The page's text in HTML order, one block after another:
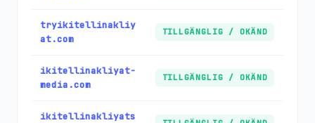
tryikitellinakliy
at.com
TILLGÄNGLIG / OKÄND
ikitellinakliyat-
media.com
TILLGÄNGLIG / OKÄND
ikitellinakliyats